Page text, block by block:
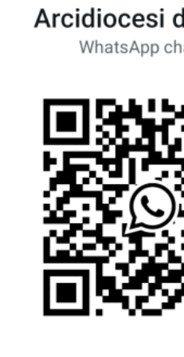
- Lucca, Scuola
Castruccio
murales in
dal Liceo
ore 18 - Fiano
- Messa in
da mons.
Lucca
ore 20.30 -
al Cippo di don
in alcuni
alle ore